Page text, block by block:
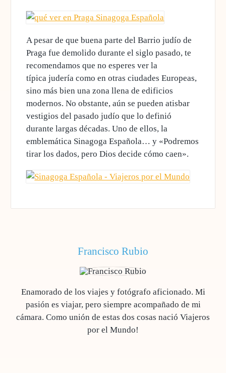
A pesar de que buena parte del Barrio judío de
Praga fue demolido durante el siglo pasado, te
recomendamos que no esperes ver la
típica judería como en otras ciudades Europeas,
sino más bien una zona llena de edificios
modernos. No obstante, aún se pueden atisbar
vestigios del pasado judío que lo definió
durante largas décadas. Uno de ellos, la
emblemática Sinagoga Española… y «Podremos
tirar los dados, pero Dios decide cómo caen».
Francisco Rubio
Enamorado de los viajes y fotógrafo aficionado. Mi
pasión es viajar, pero siempre acompañado de mi
cámara. Como unión de estas dos cosas nació Viajeros
por el Mundo!